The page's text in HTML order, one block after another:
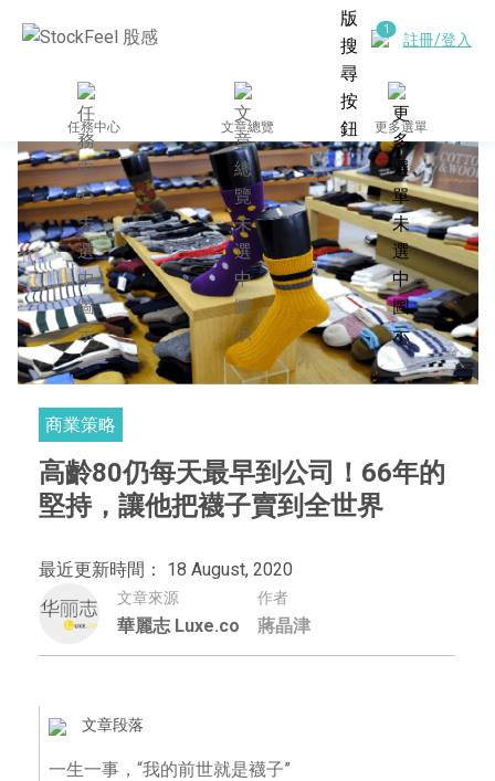
註冊/登入
任務中心 文章總覽 更多選單
商業策略
高齡80仍每天最早到公司！66年的
堅持，讓他把襪子賣到全世界
最近更新時間： 18 August, 2020
文章來源
華麗志 Luxe.co
作者
蔣晶津
文章段落
一生一事，“我的前世就是襪子”